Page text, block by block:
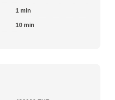
1 min
10 min